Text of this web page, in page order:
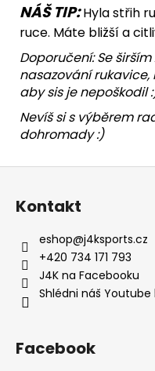
NÁŠ TIP:Hyla střih
ruce. Máte bližší a
Doporučení: Se
nasazování rukavice,
aby sis je nepoškodil
Nevíš si s výběrem
dohromady :)
Z
Kontakt
eshop@j4ksports.cz
+420 734 171 793
J4K na Facebooku
Shlédni náš Youtube
Facebook